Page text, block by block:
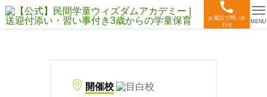
お電話で問い合
わせ
MENU
開催校